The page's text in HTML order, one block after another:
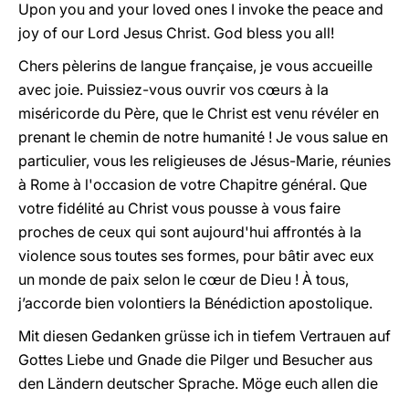
Upon you and your loved ones I invoke the peace and
joy of our Lord Jesus Christ. God bless you all!
Chers pèlerins de langue française, je vous accueille
avec joie. Puissiez-vous ouvrir vos cœurs à la
miséricorde du Père, que le Christ est venu révéler en
prenant le chemin de notre humanité ! Je vous salue en
particulier, vous les religieuses de Jésus-Marie, réunies
à Rome à l'occasion de votre Chapitre général. Que
votre fidélité au Christ vous pousse à vous faire
proches de ceux qui sont aujourd'hui affrontés à la
violence sous toutes ses formes, pour bâtir avec eux
un monde de paix selon le cœur de Dieu ! À tous,
j’accorde bien volontiers la Bénédiction apostolique.
Mit diesen Gedanken grüsse ich in tiefem Vertrauen auf
Gottes Liebe und Gnade die Pilger und Besucher aus
den Ländern deutscher Sprache. Möge euch allen die